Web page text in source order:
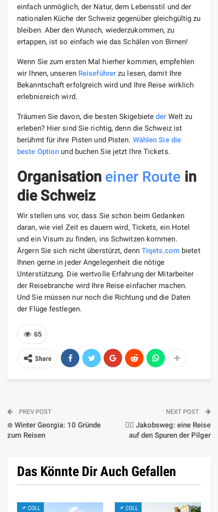
einfach unmöglich, der Natur, dem Lebensstil und der
nationalen Küche der Schweiz gegenüber gleichgültig zu
bleiben. Aber den Wunsch, wiederzukommen, zu
ertappen, ist so einfach wie das Schälen von Birnen!
Wenn Sie zum ersten Mal hierher kommen, empfehlen
wir Ihnen, unseren Reiseführer zu lesen, damit Ihre
Bekanntschaft erfolgreich wird und Ihre Reise wirklich
erlebnisreich wird.
Träumen Sie davon, die besten Skigebieteder Welt zu
erleben? Hier sind Sie richtig, denn die Schweiz ist
berühmt für ihre Pisten und Pisten. Wählen Sie die
beste Option und buchen Sie jetzt Ihre Tickets.
Organisation einer Route in
die Schweiz
Wir stellen uns vor, dass Sie schon beim Gedanken
daran, wie viel Zeit es dauern wird, Tickets, ein Hotel
und ein Visum zu finden, ins Schwitzen kommen.
Ärgern Sie sich nicht überstürzt, denn Tiqets.combietet
Ihnen gerne in jeder Angelegenheit die nötige
Unterstützung. Die wertvolle Erfahrung der Mitarbeiter
der Reisebranche wird Ihre Reise einfacher machen.
Und Sie müssen nur noch die Richtung und die Daten
der Flüge festlegen.
65
Share
PREV POST
❄️ Winter Georgia: 10 Gründe
zum Reisen
NEXT POST
🚶‍♂️ Jakobsweg: eine Reise
auf den Spuren der Pilger
Das Könnte Dir Auch Gefallen
📌 COLL 📌 COLL